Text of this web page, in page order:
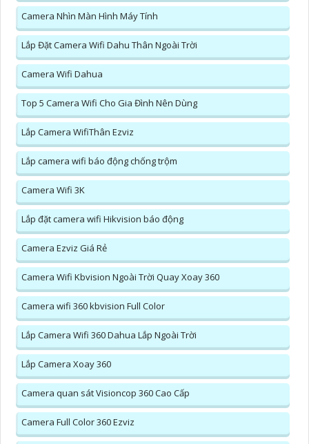
Camera Nhìn Màn Hình Máy Tính
Lắp Đặt Camera Wifi Dahu Thân Ngoài Trời
Camera Wifi Dahua
Top 5 Camera Wifi Cho Gia Đình Nên Dùng
Lắp Camera WifiThân Ezviz
Lắp camera wifi báo động chống trộm
Camera Wifi 3K
Lắp đặt camera wifi Hikvision báo động
Camera Ezviz Giá Rẻ
Camera Wifi Kbvision Ngoài Trời Quay Xoay 360
Camera wifi 360 kbvision Full Color
Lắp Camera Wifi 360 Dahua Lắp Ngoài Trời
Lắp Camera Xoay 360
Camera quan sát Visioncop 360 Cao Cấp
Camera Full Color 360 Ezviz